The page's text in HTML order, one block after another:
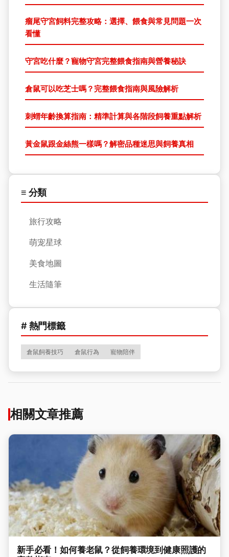
瘤尾守宮飼料完整攻略：選擇、餵食與常見問題一次
看懂
守宮吃什麼？寵物守宮完整餵食指南與營養秘訣
倉鼠可以吃芝士嗎？完整餵食指南與風險解析
刺蝟年齡換算指南：精準計算與各階段飼養重點解析
黃金鼠跟金絲熊一樣嗎？解密品種迷思與飼養真相
≡ 分類
旅行攻略
萌宠星球
美食地圖
生活隨筆
# 熱門標籤
倉鼠飼養技巧 倉鼠行為 寵物陪伴
相關文章推薦
新手必看！如何養老鼠？從飼養環境到健康照護的